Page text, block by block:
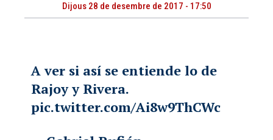
Dijous 28 de desembre de 2017 - 17:50
A ver si así se entiende lo de
Rajoy y Rivera.
pic.twitter.com/Ai8w9ThCWc